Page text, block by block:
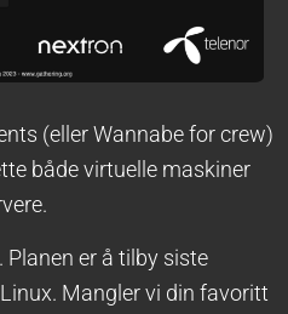
(eller Wannabe for crew)
både virtuelle maskiner
Planen er å tilby siste
Mangler vi din favoritt